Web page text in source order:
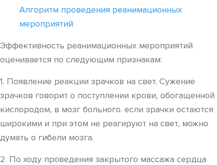
Алгоритм проведения реанимационных
мероприятий
Эффективность реанимационных мероприятий
оценивается по следующим признакам:
1. Появление реакции зрачков на свет. Сужение
зрачков говорит о поступлении крови, обогащенной
кислородом, в мозг больного. если зрачки остаются
широкими и при этом не реагируют на свет, можно
думать о гибели мозга.
2. По ходу проведения закрытого массажа сердца